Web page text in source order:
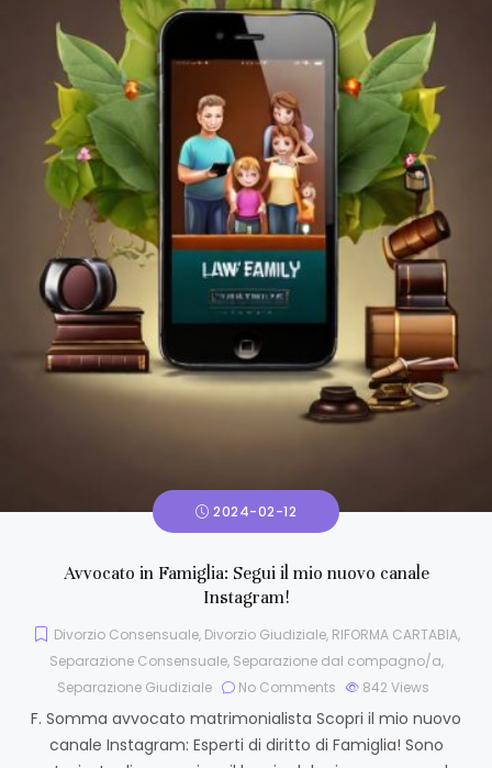
2024-02-12
Avvocato in Famiglia: Segui il mio nuovo canale
Instagram!
Divorzio Consensuale, Divorzio Giudiziale, RIFORMA CARTABIA,
Separazione Consensuale, Separazione dal compagno/a,
Separazione Giudiziale
No Comments 842 Views
F. Somma avvocato matrimonialista Scopri il mio nuovo
canale Instagram: Esperti di diritto di Famiglia! Sono